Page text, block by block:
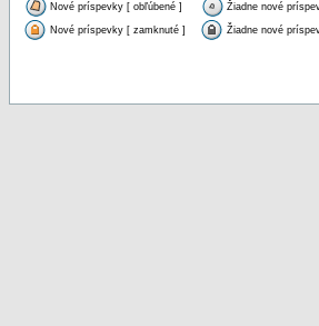
Nové príspevky [ obľúbené ] Žiadne nové
Nové príspevky [ zamknuté ] Žiadne nové